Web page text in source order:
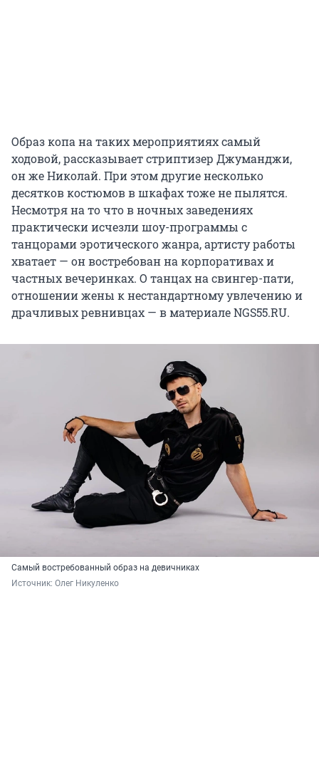
Образ копа на таких мероприятиях самый
ходовой, рассказывает стриптизер Джуманджи,
он же Николай. При этом другие несколько
десятков костюмов в шкафах тоже не пылятся.
Несмотря на то что в ночных заведениях
практически исчезли шоу-программы с
танцорами эротического жанра, артисту работы
хватает — он востребован на корпоративах и
частных вечеринках. О танцах на свингер-пати,
отношении жены к нестандартному увлечению и
драчливых ревнивцах — в материале NGS55.RU.
Самый востребованный образ на девичниках
Источник: Олег Никуленко